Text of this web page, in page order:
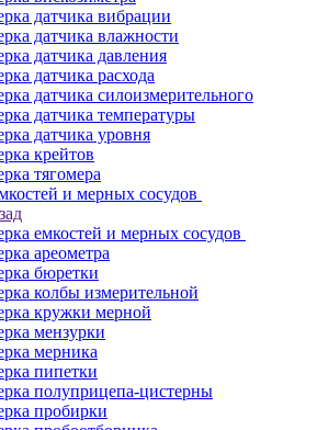
датчика вибрации
датчика влажности
датчика давления
датчика расхода
датчика силоизмерительного
датчика температуры
датчика уровня
крейтов
тягомера
и мерных сосудов
емкостей и мерных сосудов
ареометра
бюретки
колбы измерительной
кружки мерной
мензурки
мерника
пипетки
полуприцепа-цистерны
пробирки